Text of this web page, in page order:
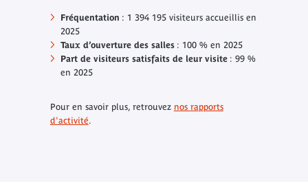
Fréquentation : 1 394 195 visiteurs accueillis en
2025
Taux d’ouverture des salles: 100 % en 2025
Part de visiteurs satisfaits de leur visite: 99 %
en 2025
Pour en savoir plus, retrouvez nos rapports
d'activité.